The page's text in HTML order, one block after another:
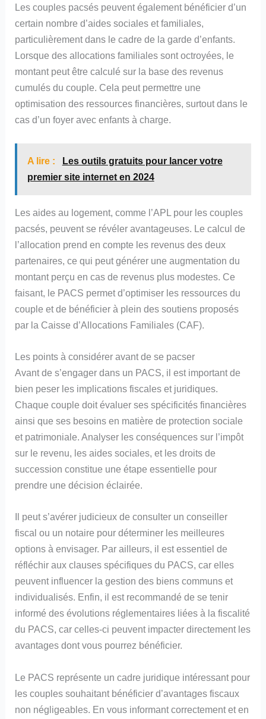
Les couples pacsés peuvent également bénéficier d’un
certain nombre d’aides sociales et familiales,
particulièrement dans le cadre de la garde d’enfants.
Lorsque des allocations familiales sont octroyées, le
montant peut être calculé sur la base des revenus
cumulés du couple. Cela peut permettre une
optimisation des ressources financières, surtout dans le
cas d’un foyer avec enfants à charge.
A lire :
Les outils gratuits pour lancer votre
premier site internet en 2024
Les aides au logement, comme l’APL pour les couples
pacsés, peuvent se révéler avantageuses. Le calcul de
l’allocation prend en compte les revenus des deux
partenaires, ce qui peut générer une augmentation du
montant perçu en cas de revenus plus modestes. Ce
faisant, le PACS permet d’optimiser les ressources du
couple et de bénéficier à plein des soutiens proposés
par la Caisse d’Allocations Familiales (CAF).
Les points à considérer avant de se pacser
Avant de s’engager dans un PACS, il est important de
bien peser les implications fiscales et juridiques.
Chaque couple doit évaluer ses spécificités financières
ainsi que ses besoins en matière de protection sociale
et patrimoniale. Analyser les conséquences sur l’impôt
sur le revenu, les aides sociales, et les droits de
succession constitue une étape essentielle pour
prendre une décision éclairée.
Il peut s’avérer judicieux de consulter un conseiller
fiscal ou un notaire pour déterminer les meilleures
options à envisager. Par ailleurs, il est essentiel de
réfléchir aux clauses spécifiques du PACS, car elles
peuvent influencer la gestion des biens communs et
individualisés. Enfin, il est recommandé de se tenir
informé des évolutions réglementaires liées à la fiscalité
du PACS, car celles-ci peuvent impacter directement les
avantages dont vous pourrez bénéficier.
Le PACS représente un cadre juridique intéressant pour
les couples souhaitant bénéficier d’avantages fiscaux
non négligeables. En vous informant correctement et en